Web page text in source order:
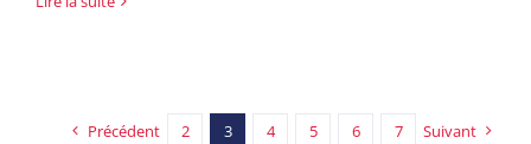
Précédent 2 3 4 5 6 7 Suivant